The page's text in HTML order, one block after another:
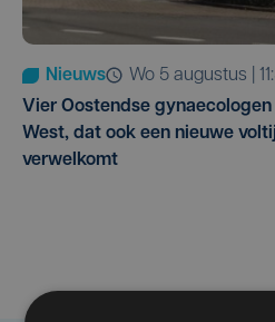
Nieuws
wo 5 augustus |
Vier Oostendse
West, dat ook een nieuwe
verwelkomt